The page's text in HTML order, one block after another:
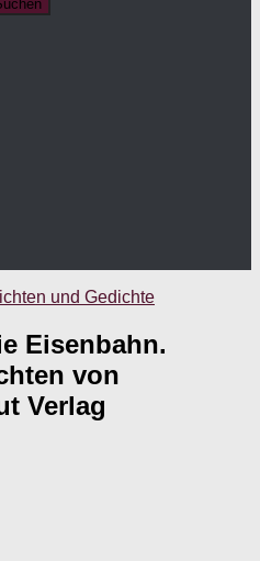
und Gedichte
Eisenbahn.
von
Verlag